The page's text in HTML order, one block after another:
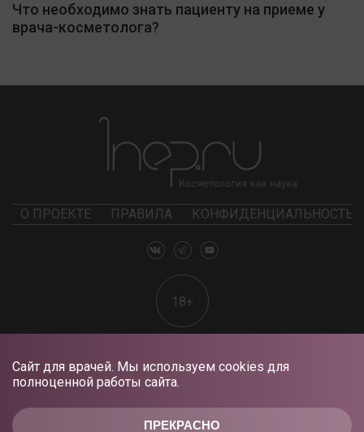
ПРЕКРАСНО
Сайт для врачей. Мы используем cookies для
полноценной работы сайта.
Что необходимо знать пациенту на приеме у
врача-косметолога?
О ПРОЕКТЕ ПРАВИЛА КОНФИДЕНЦИАЛЬНОСТЬ
18+